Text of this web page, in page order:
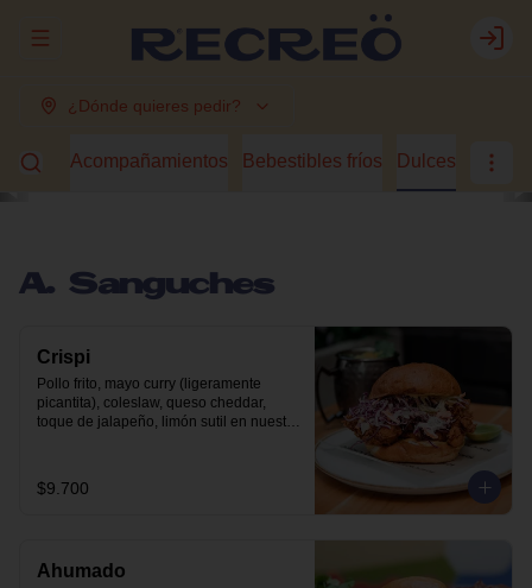
Abrir menu de navegación Login
¿Dónde quieres pedir?
Acompañamientos Bebestibles fríos Dulces
A. Sanguches
Crispi
Pollo frito, mayo curry (ligeramente
picantita), coleslaw, queso cheddar,
toque de jalapeño, limón sutil en nuestro
$9.700
Ahumado